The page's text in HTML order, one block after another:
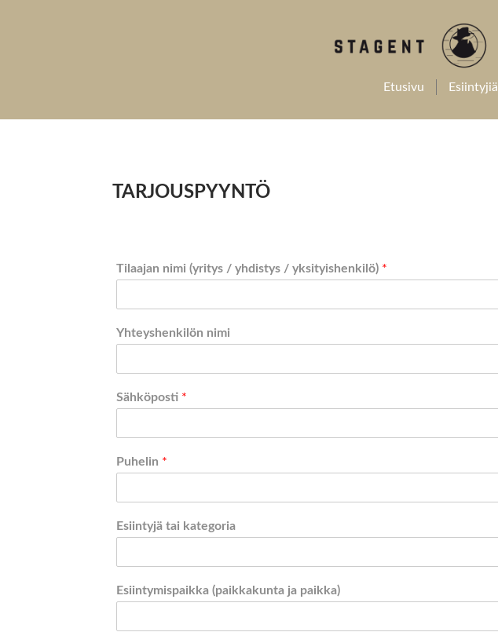
Etusivu Esiintyjiä
TARJOUSPYYNTÖ
Tilaajan nimi (yritys / yhdistys / yksityishenkilö) *
Yhteyshenkilön nimi
Sähköposti *
Puhelin *
Esiintyjä tai kategoria
Esiintymispaikka (paikkakunta ja paikka)